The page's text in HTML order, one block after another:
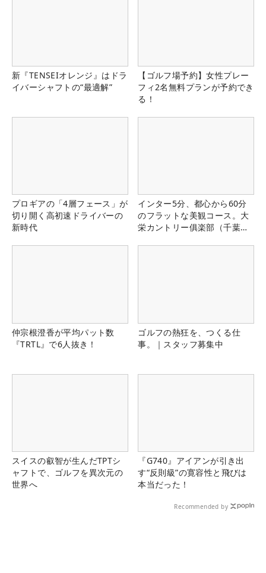
新『TENSEIオレンジ』はドラ
イバーシャフトの“最適解”
【ゴルフ場予約】女性プレー
フィ2名無料プランが予約でき
る！
プロギアの「4層フェース」が
切り開く高初速ドライバーの
新時代
インター5分、都心から60分
のフラットな美観コース。大
栄カントリー俱楽部（千葉
仲宗根澄香が平均パット数
『TRTL』で6人抜き！
ゴルフの熱狂を、つくる仕
事。｜スタッフ募集中
スイスの叡智が生んだTPTシ
ャフトで、ゴルフを異次元の
世界へ
『G740』アイアンが引き出
す“反則級”の寛容性と飛びは
本当だった！
Recommended by